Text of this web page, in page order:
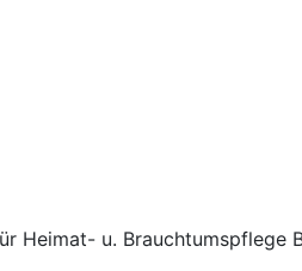
Heimat- u. Brauchtumspflege